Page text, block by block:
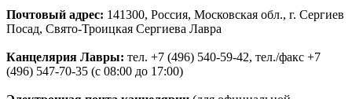
Почтовый адрес: 141300, Россия, Московская обл., г. Сергиев
Посад, Свято-Троицкая Сергиева Лавра
Канцелярия Лавры: тел. +7 (496) 540-59-42, тел./факс +7
(496) 547-70-35 (с 08:00 до 17:00)